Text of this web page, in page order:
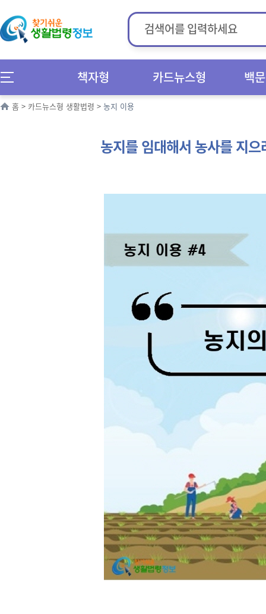
책자형 카드뉴스형 백
홈 > 카드뉴스형 생활법령 > 농지 이용
농지를 임대해서 농사를 지